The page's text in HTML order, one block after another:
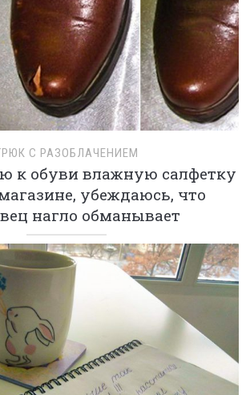
С РАЗОБЛАЧЕНИЕМ
к обуви влажную салфетку
убеждаюсь, что
нагло обманывает